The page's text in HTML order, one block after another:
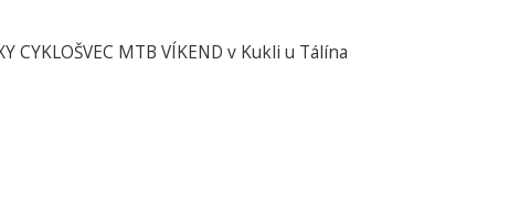
CYKLOŠVEC MTB VÍKEND v Kukli u Tálína